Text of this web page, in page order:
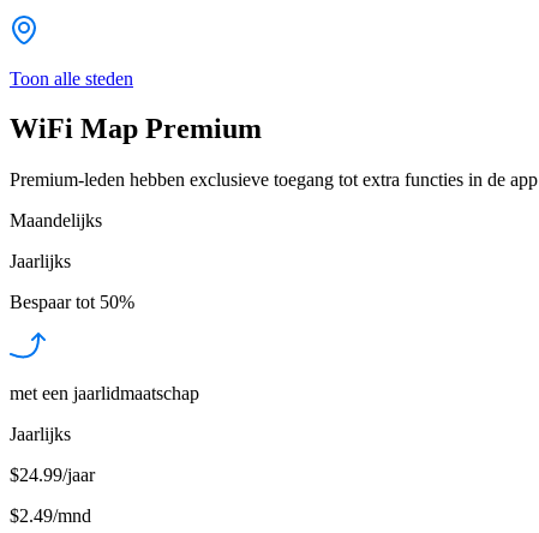
Toon alle steden
WiFi Map Premium
Premium-leden hebben exclusieve toegang tot extra functies in de app
Maandelijks
Jaarlijks
Bespaar tot 50%
met een jaarlidmaatschap
Jaarlijks
$24.99/jaar
$2.49/mnd